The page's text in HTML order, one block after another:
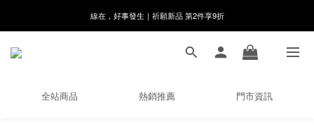
8月月初限定｜指定分類滿件88折！
8月月初限定｜指定分類滿件88折！
全站商品 熱銷推薦 門市資訊